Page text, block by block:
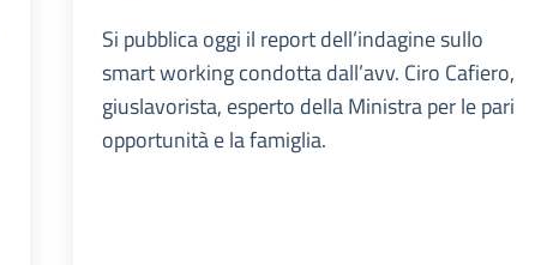
Si pubblica oggi il report dell’indagine sullo
smart working condotta dall’avv. Ciro Cafiero,
giuslavorista, esperto della Ministra per le pari
opportunità e la famiglia.